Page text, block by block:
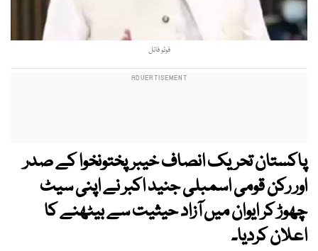
فوٹو فائل
پاکستان تحریک انصاف خیبرپختونخوا کے صدر
اور رکن قومی اسمبلی جنید اکبر نے اپنی سیٹ
چھوڑ کر ایوان میں آزاد حیثیت سے بیٹھنے کا
اعلان کردیا۔